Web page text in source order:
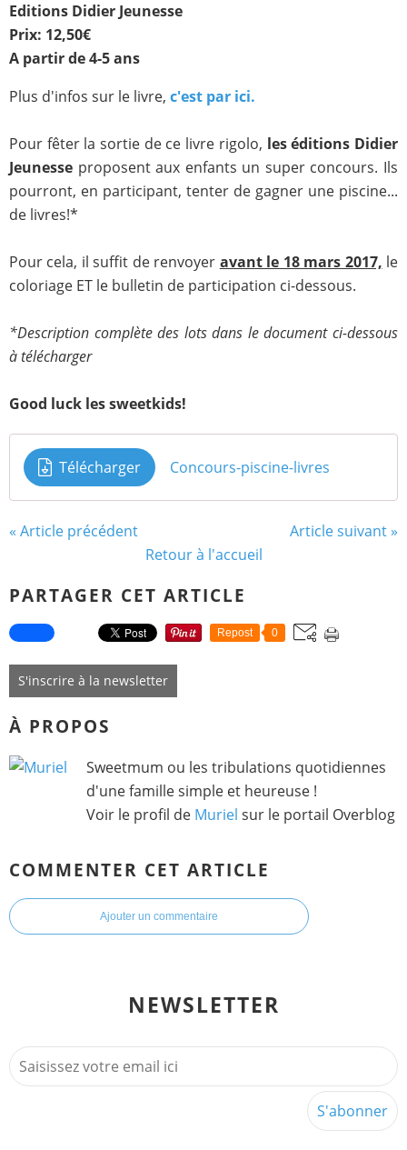
Editions Didier Jeunesse
Prix: 12,50€
A partir de 4-5 ans
Plus d'infos sur le livre, c'est par ici.
Pour fêter la sortie de ce livre rigolo, les éditions Didier
Jeunesse proposent aux enfants un super concours. Ils
pourront, en participant, tenter de gagner une piscine...
de livres!*
Pour cela, il suffit de renvoyer avant le 18 mars 2017, le
coloriage ET le bulletin de participation ci-dessous.
*Description complète des lots dans le document ci-dessous
à télécharger
Good luck les sweetkids!
Télécharger Concours-piscine-livres
« Article précédent
Article suivant »
Retour à l'accueil
PARTAGER CET ARTICLE
Repost 0
S'inscrire à la newsletter
À PROPOS
Sweetmum ou les tribulations quotidiennes
d'une famille simple et heureuse !
Voir le profil de Muriel sur le portail Overblog
COMMENTER CET ARTICLE
Ajouter un commentaire
NEWSLETTER